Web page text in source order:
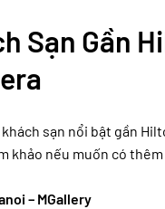
Sạn Gần
sạn nổi bật gần
khảo nếu muốn có
– MGallery